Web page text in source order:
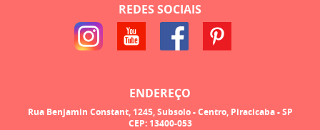
REDES SOCIAIS
ENDEREÇO
Rua Benjamin Constant, 1245, Subsolo-Centro, Piracicaba-SP
CEP: 13400-053